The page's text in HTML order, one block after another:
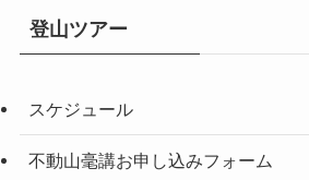
登山ツアー
スケジュール
不動山毫講お申し込みフォーム